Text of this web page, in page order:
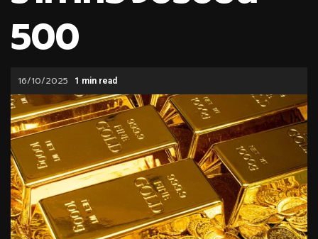
500
16/10/2025 1 min read